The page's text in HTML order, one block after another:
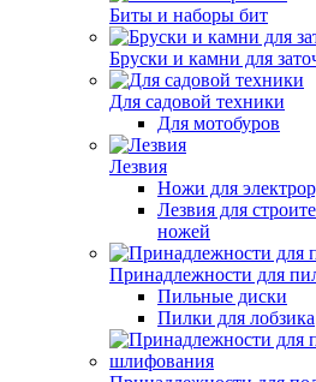
Биты и наборы бит
Бруски и камни для
Для садовой техники
Для мотобуров
Лезвия
Ножи для
Лезвия для
ножей
Принадлежности для
Пильные диски
Пилки для лобзика